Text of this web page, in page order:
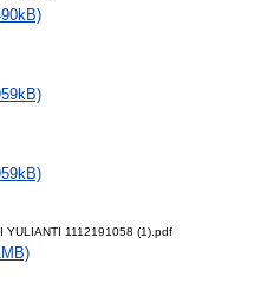
YULIANTI 1112191058 (1).pdf